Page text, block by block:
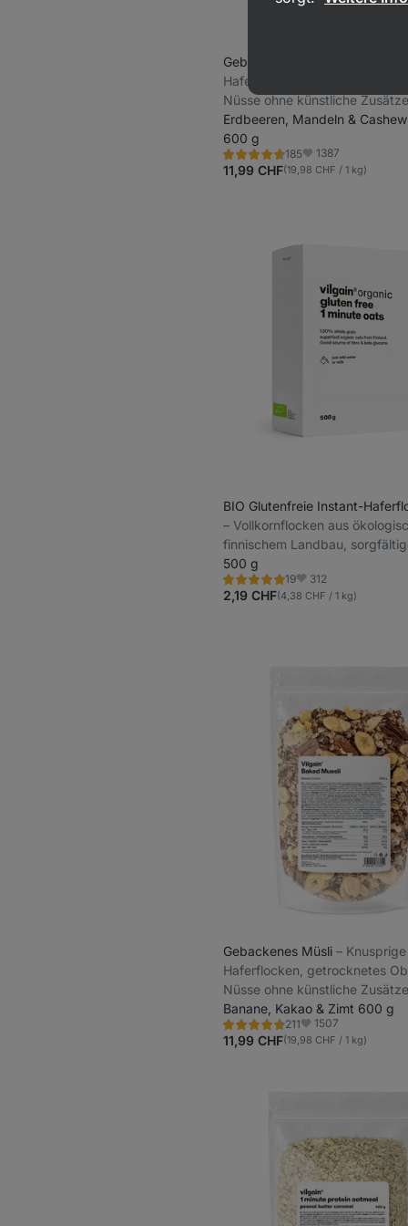
Gebackenes Müsli
Haferflocken, getrocknetes
Nüsse ohne künstliche Zusätze
Erdbeeren, Mandeln &
600 g
185
Bewertung
4.7/5,
185
Favoriten
1387
11,99 CHF(19,98 CHF / 1 kg)
BIO Glutenfreie Instant-
⁠–⁠ Vollkornflocken aus
finnischem Landbau,
Auswahl ganzer Körner, extra
Brei in einer Minute
500 g
19
Bewertung
5.0/5,
19
Favoriten
312
2,19 CHF(4,38 CHF / 1 kg)
Gebackenes Müsli ⁠–⁠ Knusprige
Haferflocken, getrocknetes
Nüsse ohne künstliche Zusätze
Banane, Kakao & Zimt 600 g
211
Bewertung
4.7/5,
211
Favoriten
1507
11,99 CHF(19,98 CHF / 1 kg)